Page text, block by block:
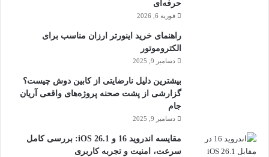
حرفه‌ای
فوریه 6, 2026
راهنمای خرید اینورتر ارزان مناسب برای
الکتروموتور
دسامبر 9, 2025
بیشترین دلیل نارضایتی از کابین دوش چیست؟
گزارشی از پشت صحنه پروژه‌های واقعی آریان
جام
دسامبر 9, 2025
مقایسه اندروید 16 و iOS 26.1: بررسی کامل
سرعت، امنیت و تجربه کاربری